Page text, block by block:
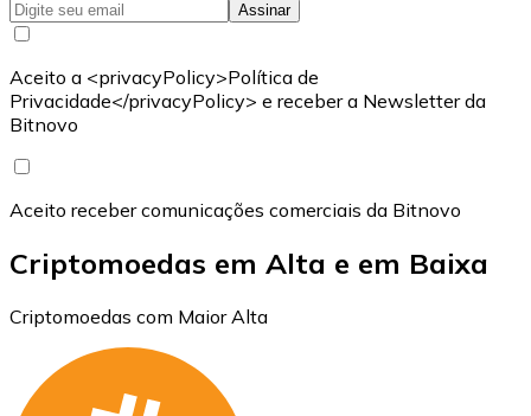
Assinar
Aceito a <privacyPolicy>Política de
Privacidade</privacyPolicy> e receber a Newsletter da
Bitnovo
Aceito receber comunicações comerciais da Bitnovo
Criptomoedas em Alta e em Baixa
Criptomoedas com Maior Alta